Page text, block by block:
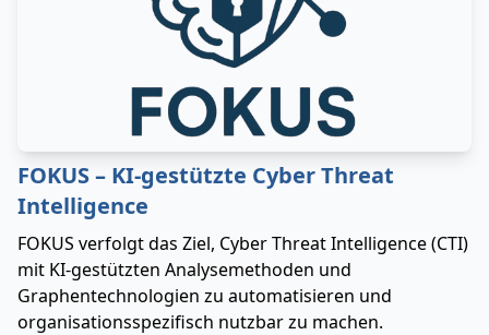
FOKUS – KI-gestützte Cyber Threat
Intelligence
FOKUS verfolgt das Ziel, Cyber Threat Intelligence (CTI)
mit KI-gestützten Analysemethoden und
Graphentechnologien zu automatisieren und
organisationsspezifisch nutzbar zu machen.